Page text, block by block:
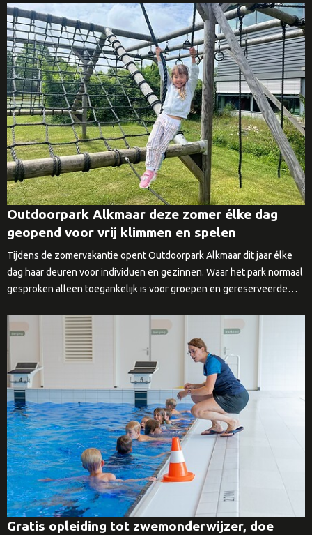
Outdoorpark Alkmaar deze zomer élke dag
geopend voor vrij klimmen en spelen
Tijdens de zomervakantie opent Outdoorpark Alkmaar dit jaar élke
dag haar deuren voor individuen en gezinnen. Waar het park normaal
gesproken alleen toegankelijk is voor groepen en gereserveerde…
Gratis opleiding tot zwemonderwijzer, doe